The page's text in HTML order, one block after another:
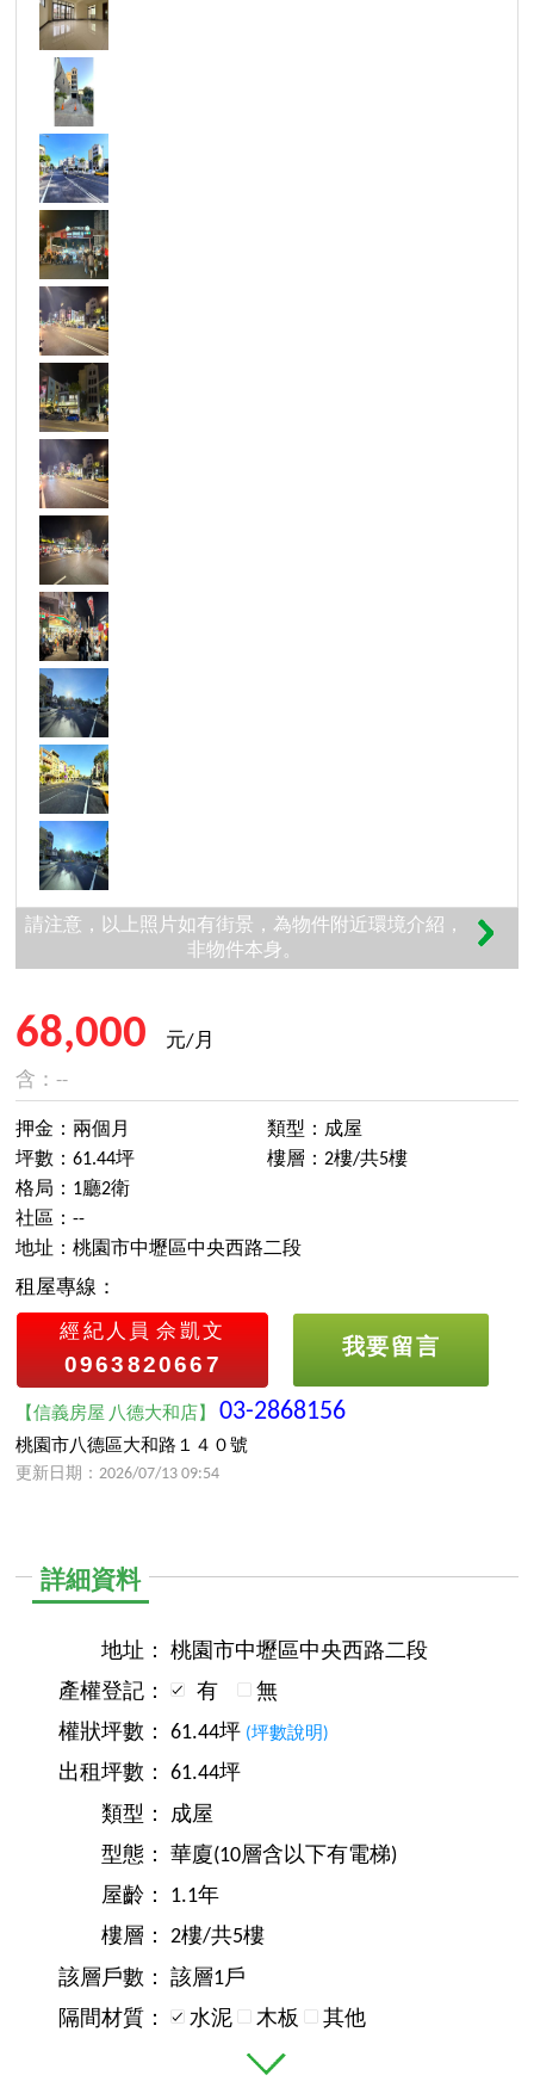
請注意，以上照片如有街景，為物件附近環境介紹，
非物件本身。
68,000
元/月
含：--
押金：兩個月
坪數：61.44坪
類型：成屋
樓層：2樓/共5樓
格局：1廳2衛
社區：--
地址：桃園市中壢區中央西路二段
租屋專線：
經紀人員 佘凱文
0963820667
我要留言
【信義房屋 八德大和店】03-2868156
桃園市八德區大和路１４０號
更新日期：2026/07/13 09:54
詳細資料
地址：
桃園市中壢區中央西路二段
產權登記：
有
無
權狀坪數：
61.44坪 (坪數說明)
出租坪數：
61.44坪
類型：
成屋
型態：
華廈(10層含以下有電梯)
屋齡：
1.1年
樓層：
2樓/共5樓
該層戶數：
該層1戶
隔間材質：
水泥 木板 其他